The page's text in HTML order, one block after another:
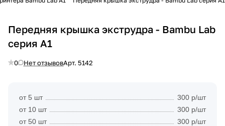
Передняя крышка экструдра - Bambu Lab
серия A1
0 Нет отзывовАрт. 5142
от 5 шт
300 р/шт
от 10 шт
300 р/шт
от 50 шт
300 р/шт